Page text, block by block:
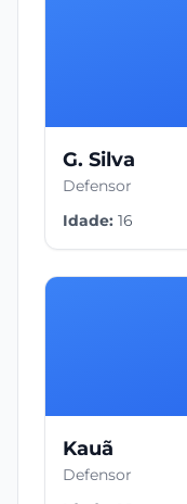
G. Silva
Defensor
Idade: 16
Kauã
Defensor